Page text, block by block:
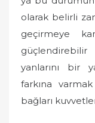
olarak belirli
geçirmeye
yanlarını bir
farkına
bağları